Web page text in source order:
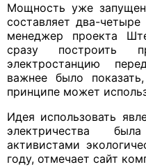
Мощность уже
составляет два-
менеджер проекта
сразу построить
электростанцию
важнее было
принципе может
Идея использовать
электричества
активистами
году, отмечает сайт